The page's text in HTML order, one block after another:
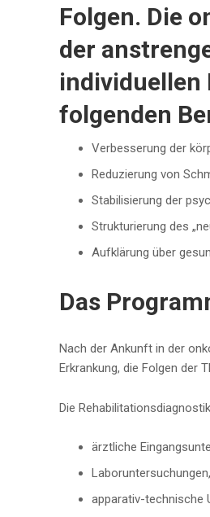
Folgen. Die
der
individuellen
folgenden
Verbesserung der
Reduzierung von
Stabilisierung der
Strukturierung des
Aufklärung über
Das
Nach der Ankunft in der
Erkrankung, die Folgen der
Die
ärztliche
Laboruntersuchungen,
apparativ-technische